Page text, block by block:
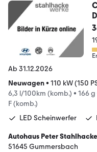
Ab 31.12.2026
Neuwagen• 110 kW (150
6,3 l/100km (komb.) • 166
F (komb.)
LED Scheinwerfer
Autohaus Peter
51645 Gummersbach